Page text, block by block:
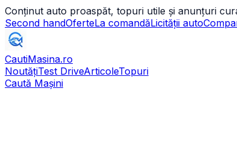
Conținut auto proaspăt, topuri utile și anunțuri
Second handOferteLa comandăLicității auto
CautiMasina.ro
NoutățiTest DriveArticoleTopuri
Caută Mașini